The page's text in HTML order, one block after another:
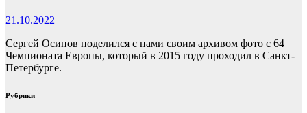
21.10.2022
Сергей Осипов поделился с нами своим архивом фото с 64
Чемпионата Европы, который в 2015 году проходил в Санкт-
Петербурге.
Рубрики